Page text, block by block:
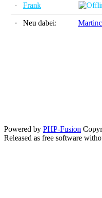
·
Frank
· Neu dabei:
Powered by PHP-Fusion
Released as free software